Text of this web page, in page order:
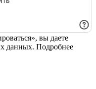
вы даете
данных. Подробнее